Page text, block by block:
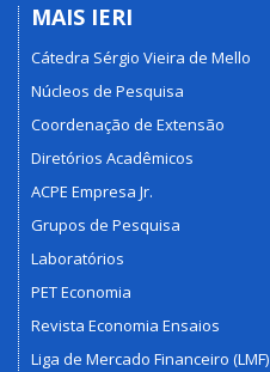
MAIS IERI
Cátedra Sérgio Vieira de Mello
Núcleos de Pesquisa
Coordenação de Extensão
Diretórios Acadêmicos
ACPE Empresa Jr.
Grupos de Pesquisa
Laboratórios
PET Economia
Revista Economia Ensaios
Liga de Mercado Financeiro (LMF)